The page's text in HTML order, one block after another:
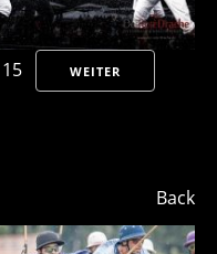
15 WEITER
Back